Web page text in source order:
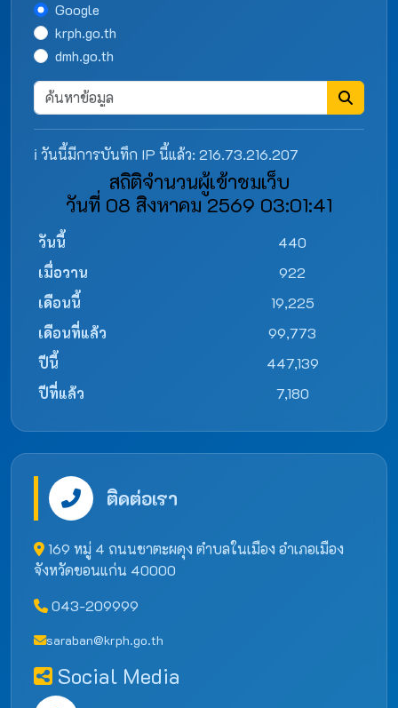
Google
krph.go.th
dmh.go.th
ℹ️ วันนี้มีการบันทึก IP นี้แล้ว: 216.73.216.207
สถิติจำนวนผู้เข้าชมเว็บ
วันที่ 08 สิงหาคม 2569 03:01:41
วันนี้
440
เมื่อวาน
922
เดือนนี้
19,225
เดือนที่แล้ว
99,773
ปีนี้
447,139
ปีที่แล้ว
7,180
ติดต่อเรา
169 หมู่ 4 ถนนชาตะผดุง ตำบลในเมือง อำเภอเมือง
จังหวัดขอนแก่น 40000
043-209999
saraban@krph.go.th
Social Media